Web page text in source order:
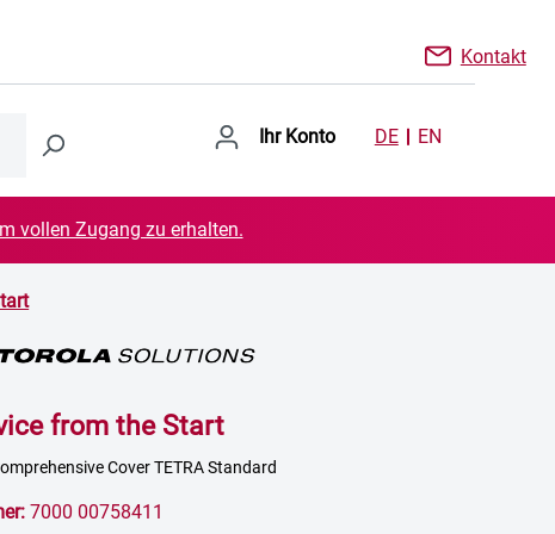
Kontakt
Ihr Konto DE EN
vollen Zugang zu erhalten.
from the Start
Cover TETRA Standard
7000 00758411